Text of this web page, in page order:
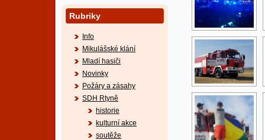
Rubriky
Info
Mikulášské klání
Mladí hasiči
Novinky
Požáry a zásahy
SDH Rtyně
historie
kulturní akce
soutěže